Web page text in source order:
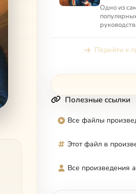
Одно из
сил,
Перейти к
Полезные ссылки
Все файлы
Этот файл в
Все произведения